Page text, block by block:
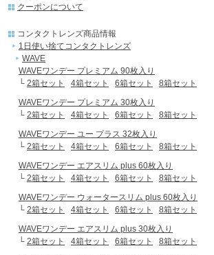
クーポンについて
コンタクトレンズ商品情報
1日使い捨てコンタクトレンズ
WAVE
WAVEワンデー プレミアム 90枚入り
└ 2箱セット 4箱セット 6箱セット
8箱セット
WAVEワンデー プレミアム 30枚入り
└ 2箱セット 4箱セット 6箱セット
8箱セット
WAVEワンデー ユー プラス 32枚入り
└ 2箱セット 4箱セット 6箱セット
8箱セット
WAVEワンデー エアスリム plus 60枚入り
└ 2箱セット 4箱セット 6箱セット
8箱セット
WAVEワンデー ウォータースリム plus 60枚入り
└ 2箱セット 4箱セット 6箱セット
8箱セット
WAVEワンデー エアスリム plus 30枚入り
└ 2箱セット 4箱セット 6箱セット
8箱セット